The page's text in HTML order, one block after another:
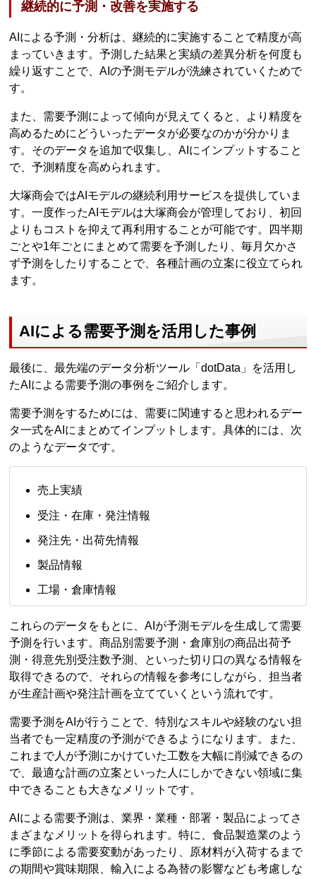
継続的に予測・改善を実施する
AIによる予測・分析は、継続的に実施することで精度が高
まっていきます。予測した結果と実績の差異分析を何度も
繰り返すことで、AIの予測モデルが洗練されていくためで
す。
また、需要予測によって傾向が見えてくると、より精度を
高めるためにどういったデータが必要なのかが分かりま
す。そのデータを追加で収集し、AIにインプットすること
で、予測精度を高められます。
大塚商会ではAIモデルの継続利用サービスを提供していま
す。一度作ったAIモデルは大塚商会が管理しており、初回
よりもコストを抑えて再利用することが可能です。四半期
ごとや1年ごとにまとめて需要を予測したり、毎月欠かさ
ず予測をしたりすることで、各種計画の立案に役立てられ
ます。
AIによる需要予測を活用した事例
最後に、最先端のデータ分析ツール「dotData」を活用し
たAIによる需要予測の事例をご紹介します。
需要予測をするためには、需要に関連すると思われるデー
タ一式をAIにまとめてインプットします。具体的には、次
のようなデータです。
売上実績
受注・在庫・発注情報
発注先・出荷先情報
製品情報
工場・倉庫情報
これらのデータをもとに、AIが予測モデルを生成して需要
予測を行います。商品別需要予測・倉庫別の商品出荷予
測・得意先別受注数予測、といった切り口の異なる情報を
取得できるので、それらの情報を参考にしながら、担当者
が生産計画や発注計画を立てていくという流れです。
需要予測をAIが行うことで、特別なスキルや経験のない担
当者でも一定精度の予測ができるようになります。また、
これまで人が予測にかけていた工数を大幅に削減できるの
で、最適な計画の立案といった人にしかできない領域に集
中できることも大きなメリットです。
AIによる需要予測は、業界・業種・部署・製品によってさ
まざまなメリットを得られます。特に、食品製造業のよう
に季節による需要変動があったり、原材料が入荷するまで
の期間や賞味期限、輸入による為替の影響なども考慮しな